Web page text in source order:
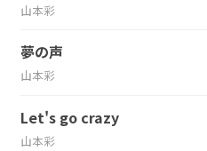
山本彩
夢の声
山本彩
Let's go crazy
山本彩